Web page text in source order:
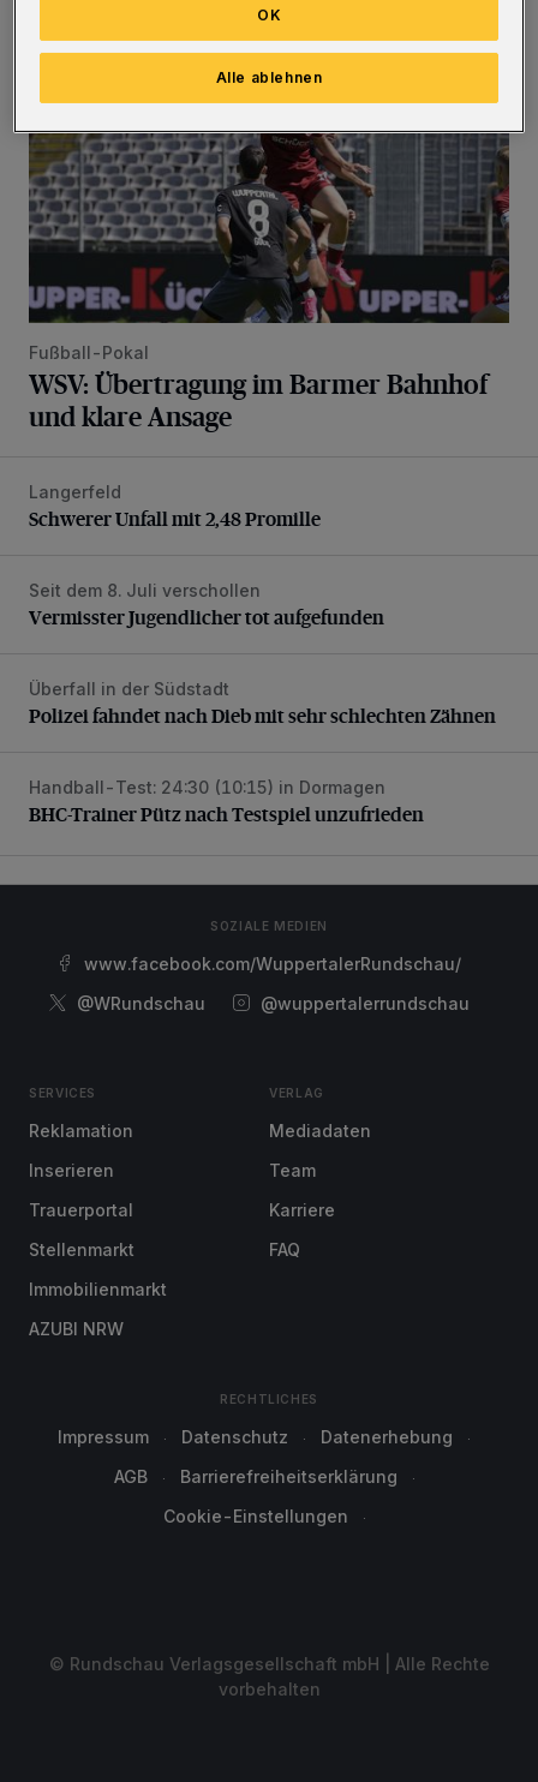
WSV: Übertragung im Barmer Bahnhof und klare Ansage
Fußball-Pokal
WSV: Übertragung im Barmer Bahnhof
und klare Ansage
Schwerer Unfall mit 2,48 Promille
Langerfeld
Schwerer Unfall mit 2,48 Promille
Vermisster Jugendlicher tot aufgefunden
Seit dem 8. Juli verschollen
Vermisster Jugendlicher tot aufgefunden
Polizei fahndet nach Dieb mit sehr schlechten Zähnen
Überfall in der Südstadt
Polizei fahndet nach Dieb mit sehr schlechten Zähnen
BHC-Trainer Pütz nach Testspiel unzufrieden
Handball-Test: 24:30 (10:15) in Dormagen
BHC-Trainer Pütz nach Testspiel unzufrieden
SOZIALE MEDIEN
www.facebook.com/WuppertalerRundschau/
@WRundschau
@wuppertalerrundschau
SERVICES
Reklamation
Inserieren
Trauerportal
Stellenmarkt
Immobilienmarkt
AZUBI NRW
VERLAG
Mediadaten
Team
Karriere
FAQ
RECHTLICHES
Impressum Datenschutz
Datenerhebung
AGB
Barrierefreiheitserklärung
Cookie-Einstellungen
© Rundschau Verlagsgesellschaft mbH | Alle Rechte
vorbehalten
Alle ablehnen
OK